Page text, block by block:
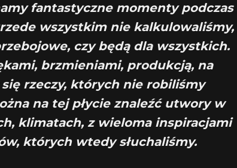
fantastyczne momenty podczas
wszystkim nie kalkulowaliśmy,
czy będą dla wszystkich.
brzmieniami, produkcją, na
rzeczy, których nie robiliśmy
na tej płycie znaleźć utwory w
klimatach, z wieloma inspiracjami
których wtedy słuchaliśmy.